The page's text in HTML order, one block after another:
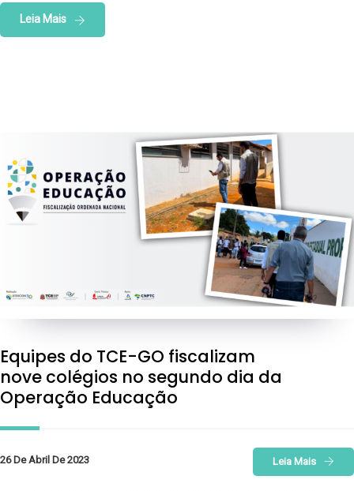
Leia Mais
Equipes do TCE-GO fiscalizam
nove colégios no segundo dia da
Operação Educação
26 De Abril De 2023 Leia Mais